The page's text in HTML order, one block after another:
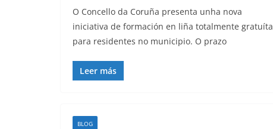
O Concello da Coruña presenta unha nova
iniciativa de formación en liña totalmente gratuíta
para residentes no municipio. O prazo
Leer más
BLOG